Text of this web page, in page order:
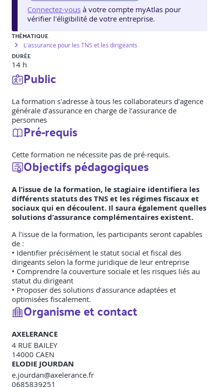
Connectez-vous à votre compte myAtlas pour
vérifier l'éligibilité de votre entreprise.
THÉMATIQUE
L'assurance pour les TNS et les dirigeants
DURÉE
14 h
Public
La formation s'adresse à tous les collaborateurs d’agence
générale d’assurance en charge de l’assurance de
personnes
Pré-requis
Cette formation ne nécessite pas de pré-requis.
Objectifs pédagogiques
A l’issue de la formation, le stagiaire identifiera les
différents statuts des TNS et les régimes fiscaux et
sociaux qui en découlent. Il saura également quelles
solutions d’assurance complémentaires existent.
A l’issue de la formation, les participants seront capables
de :
• Identifier précisément le statut social et fiscal des
dirigeants selon la forme juridique de leur entreprise
• Comprendre la couverture sociale et les risques liés au
statut du dirigeant
• Proposer des solutions d’assurance adaptées et
optimisées fiscalement.
Organisme et contact
AXELERANCE
4 RUE BAILEY
14000 CAEN
ELODIE JOURDAN
e.jourdan@axelerance.fr
0685839251